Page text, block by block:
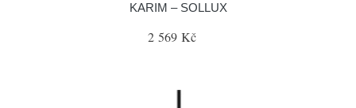
KARIM – SOLLUX
2 569 Kč